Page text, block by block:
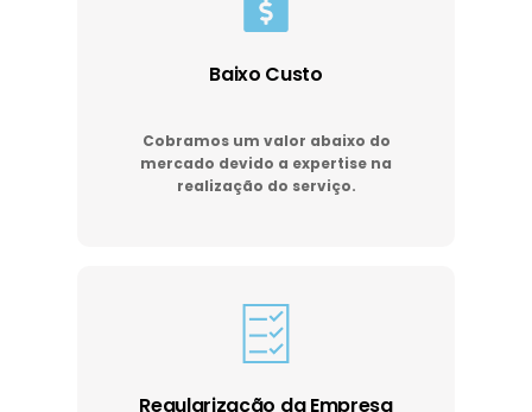
Baixo Custo
Cobramos um valor abaixo do
mercado devido a expertise na
realização do serviço.
Regularização da Empresa